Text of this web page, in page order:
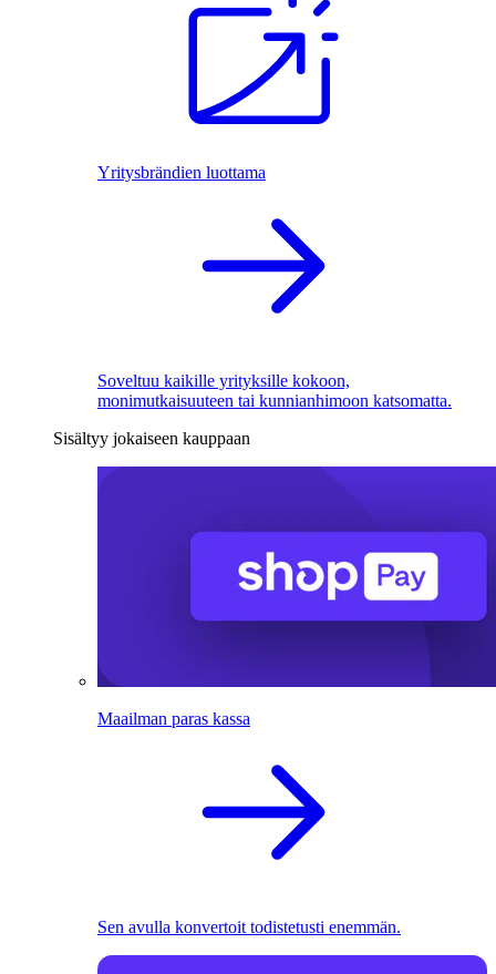
Yritysbrändien luottama
Soveltuu kaikille yrityksille kokoon,
monimutkaisuuteen tai kunnianhimoon katsomatta.
Sisältyy jokaiseen kauppaan
Maailman paras kassa
Sen avulla konvertoit todistetusti enemmän.